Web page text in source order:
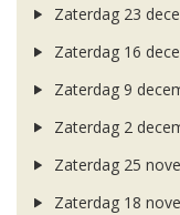
Zaterdag 23
Zaterdag 16
Zaterdag 9
Zaterdag 2
Zaterdag 25
Zaterdag 18